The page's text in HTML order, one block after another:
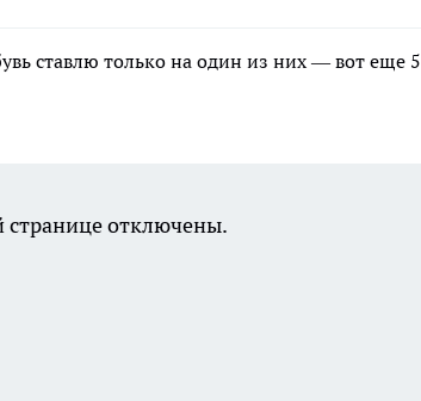
ставлю только на один из них — вот еще 5
отключены.